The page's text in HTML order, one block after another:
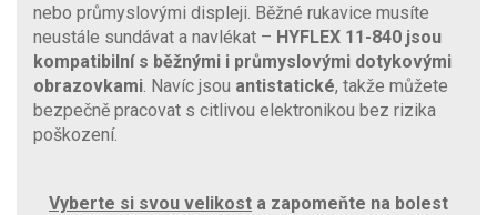
nebo průmyslovými displeji. Běžné rukavice musíte
neustále sundávat a navlékat – HYFLEX 11-840 jsou
kompatibilní s běžnými i průmyslovými dotykovými
obrazovkami . Navíc jsou antistatické, takže můžete
bezpečně pracovat s citlivou elektronikou bez rizika
poškození.
Vyberte si svou velikost a zapomeňte na bolest